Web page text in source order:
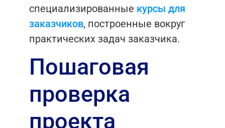
специализированные курсы для
заказчиков, построенные вокруг
практических задач заказчика.
Пошаговая
проверка
проекта